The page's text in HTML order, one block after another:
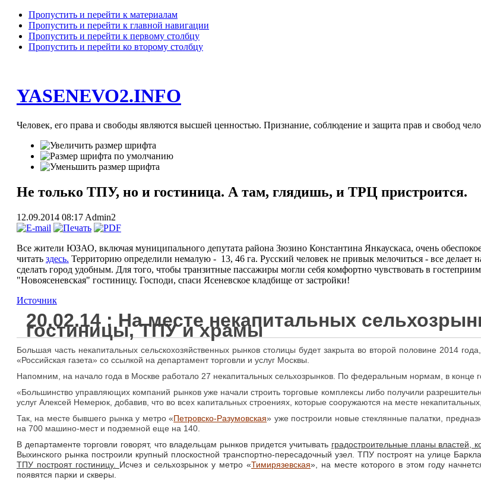
Пропустить и перейти к материалам
Пропустить и перейти к главной навигации
Пропустить и перейти к первому столбцу
Пропустить и перейти ко второму столбцу
YASENEVO2.INFO
Человек, его права и свободы являются высшей ценностью. Признание, соблюдение и защита прав и свобод
Не только ТПУ, но и гостиница. А там, глядишь, и ТРЦ пристроится.
12.09.2014 08:17 Admin2
Все жители ЮЗАО, включая муниципального депутата района Зюзино Константина Янкаускаса, очень
читать здесь. Территорию определили немалую - 13, 46 га. Русский человек не привык мелочиться - все
сделать город удобным. Для того, чтобы транзитные пассажиры могли себя комфортно чувствовать в
"Новоясеневская" гостиницу. Господи, спаси Ясеневское кладбище от застройки!
Источник
20.02.14 : На месте некапитальных
гостиницы, ТПУ и храмы
Большая часть некапитальных сельскохозяйственных рынков столицы будет закрыта во второй половине 2014
«Российская газета» со ссылкой на департамент торговли и услуг Москвы.
Напомним, на начало года в Москве работало 27 некапитальных сельхозрынков. По федеральным нормам, в конце
«Большинство управляющих компаний рынков уже начали строить торговые комплексы либо получили
услуг Алексей Немерюк, добавив, что во всех капитальных строениях, которые сооружаются на месте некапитальных,
Так, на месте бывшего рынка у метро «Петровско-Разумовская» уже построили новые стеклянные палатки,
на 700 машино-мест и подземной еще на 140.
В департаменте торговли говорят, что владельцам рынков придется учитывать градостроительные планы властей,
Выхинского рынка построили крупный плоскостной транспортно-пересадочный узел. ТПУ построят на улице
ТПУ построят гостиницу. Исчез и сельхозрынок у метро «Тимирязевская», на месте которого в этом году
появятся парки и скверы.